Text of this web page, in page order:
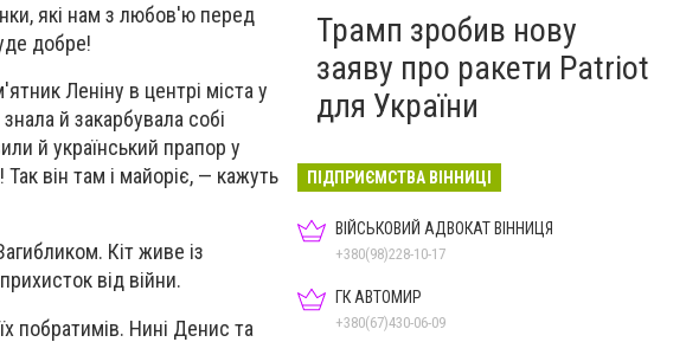
які нам з любов'ю перед
добре!
Леніну в центрі міста у
й закарбувала собі
й український прапор у
він там і майоріє, — кажуть
Кіт живе із
від війни.
побратимів. Нині Денис та
Трамп зробив нову
заяву про ракети Patriot
для України
ПІДПРИЄМСТВА ВІННИЦІ
ВІЙСЬКОВИЙ АДВОКАТ ВІННИЦЯ
+380(98)228-10-17
ГК АВТОМИР
+380(67)430-06-09